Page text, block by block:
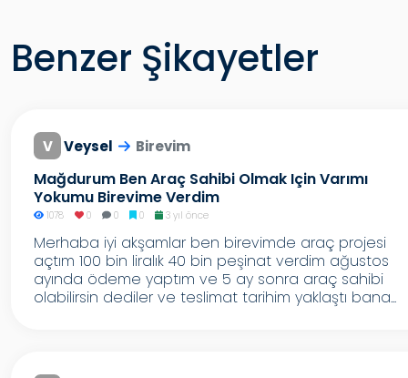
Benzer Şikayetler
V Veysel Birevim
Mağdurum Ben Araç Sahibi Olmak Için Varımı
Yokumu Birevime Verdim
1078 0 0 0 3 yıl önce
Merhaba iyi akşamlar ben birevimde araç projesi
açtım 100 bin liralık 40 bin peşinat verdim ağustos
ayında ödeme yaptım ve 5 ay sonra araç sahibi
olabilirsin dediler ve teslimat tarihim yaklaştı bana...